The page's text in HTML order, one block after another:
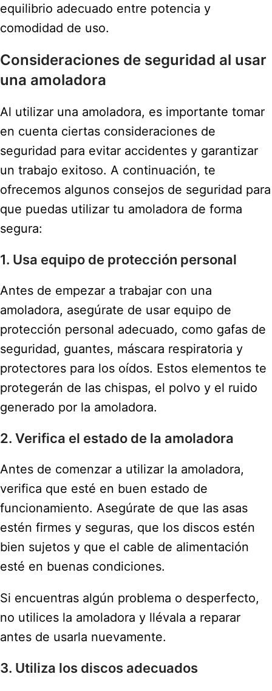
equilibrio adecuado entre potencia y
comodidad de uso.
Consideraciones de seguridad al usar
una amoladora
Al utilizar una amoladora, es importante tomar
en cuenta ciertas consideraciones de
seguridad para evitar accidentes y garantizar
un trabajo exitoso. A continuación, te
ofrecemos algunos consejos de seguridad para
que puedas utilizar tu amoladora de forma
segura:
1. Usa equipo de protección personal
Antes de empezar a trabajar con una
amoladora, asegúrate de usar equipo de
protección personal adecuado, como gafas de
seguridad, guantes, máscara respiratoria y
protectores para los oídos. Estos elementos te
protegerán de las chispas, el polvo y el ruido
generado por la amoladora.
2. Verifica el estado de la amoladora
Antes de comenzar a utilizar la amoladora,
verifica que esté en buen estado de
funcionamiento. Asegúrate de que las asas
estén firmes y seguras, que los discos estén
bien sujetos y que el cable de alimentación
esté en buenas condiciones.
Si encuentras algún problema o desperfecto,
no utilices la amoladora y llévala a reparar
antes de usarla nuevamente.
3. Utiliza los discos adecuados